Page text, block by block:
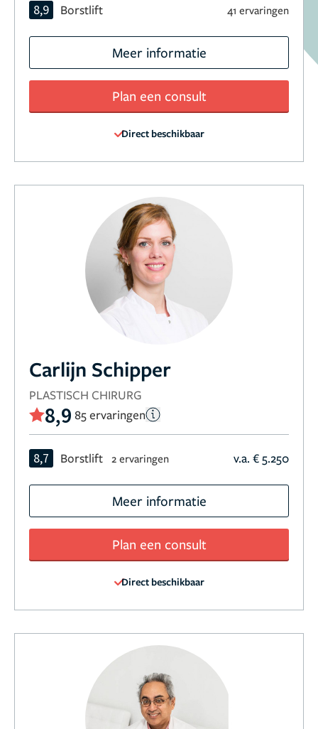
8,9 Borstlift 41 ervaringen
Meer informatie
Plan een consult
Direct beschikbaar
Carlijn Schipper
PLASTISCH CHIRURG
8,9 85 ervaringen
8,7 Borstlift 2 ervaringen v.a. € 5.250
Meer informatie
Plan een consult
Direct beschikbaar